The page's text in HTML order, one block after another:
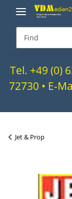
Tel. +49 (0)
72730 • E-
Jet & Prop